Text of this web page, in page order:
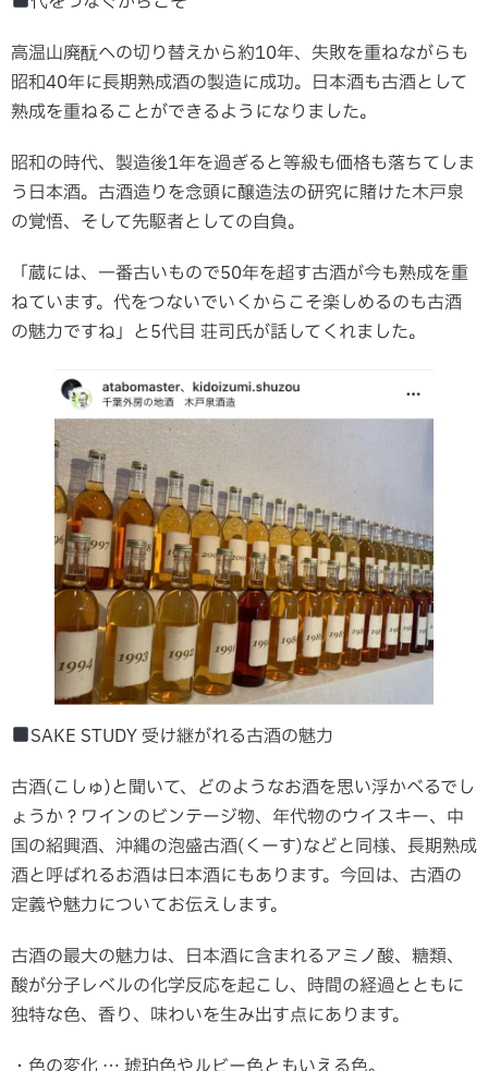
高温山廃酛への切り替えから約10年、失敗を重ねながらも
昭和40年に長期熟成酒の製造に成功。日本酒も古酒として
熟成を重ねることができるようになりました。
昭和の時代、製造後1年を過ぎると等級も価格も落ちてしま
う日本酒。古酒造りを念頭に醸造法の研究に賭けた木戸泉
の覚悟、そして先駆者としての自負。
「蔵には、一番古いもので50年を超す古酒が今も熟成を重
ねています。代をつないでいくからこそ楽しめるのも古酒
の魅力ですね」と5代目 荘司氏が話してくれました。
SAKE STUDY 受け継がれる古酒の魅力
古酒(こしゅ)と聞いて、どのようなお酒を思い浮かべるでし
ょうか？ワインのビンテージ物、年代物のウイスキー、中
国の紹興酒、沖縄の泡盛古酒(くーす)などと同様、長期熟成
酒と呼ばれるお酒は日本酒にもあります。今回は、古酒の
定義や魅力についてお伝えします。
古酒の最大の魅力は、日本酒に含まれるアミノ酸、糖類、
酸が分子レベルの化学反応を起こし、時間の経過とともに
独特な色、香り、味わいを生み出す点にあります。